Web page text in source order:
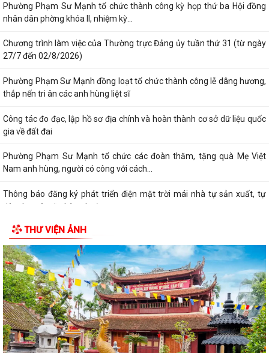
Phường Phạm Sư Mạnh tổ chức thành công kỳ họp thứ ba Hội đồng
nhân dân phờng khóa II, nhiệm kỳ...
Chương trình làm việc của Thường trực Đảng ủy tuần thứ 31 (từ ngày
27/7 đến 02/8/2026)
Phường Phạm Sư Mạnh đồng loạt tổ chức thành công lễ dâng hương,
thắp nến tri ân các anh hùng liệt sĩ
Công tác đo đạc, lập hồ sơ địa chính và hoàn thành cơ sở dữ liệu quốc
gia về đất đai
Phường Phạm Sư Mạnh tổ chức các đoàn thăm, tặng quà Mẹ Việt
Nam anh hùng, người có công với cách...
Thông báo đăng ký phát triển điện mặt trời mái nhà tự sản xuất, tự
tiêu thụ trên địa bàn phường...
Thông báo đấu giá quyền sử dụng đất ở trên địa bàn phường Phạm
Sư Mạnh
Cảnh báo thủ đoạn giả danh cơ quan hành chính công để lừa đảo
Tổ dân phố Thái Sơn gặp mặt, trao quà tri ân người có công nhân dịp
kỷ niệm 79 năm ngày Thương binh...
Chương trình làm việc tuần 30 của Lãnh đạo UBND phường Phạm Sư
Mạnh
THƯ VIỆN ẢNH